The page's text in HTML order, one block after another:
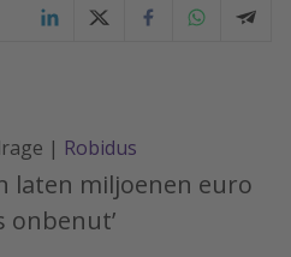
| Robidus
laten miljoenen euro
onbenut’